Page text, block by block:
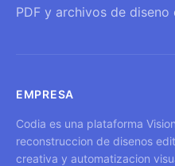
PDF y archivos de
EMPRESA
Codia es una plataforma
reconstruccion de disenos
creativa y automatizacion